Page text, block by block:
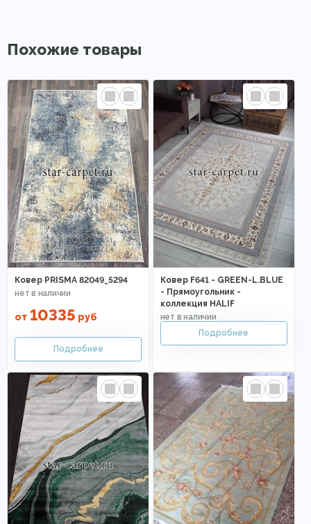
Похожие товары
Ковер PRISMA 82049_5294
от 10335 руб
Ковер F641 - GREEN-L.BLUE
- Прямоугольник -
коллекция HALIF